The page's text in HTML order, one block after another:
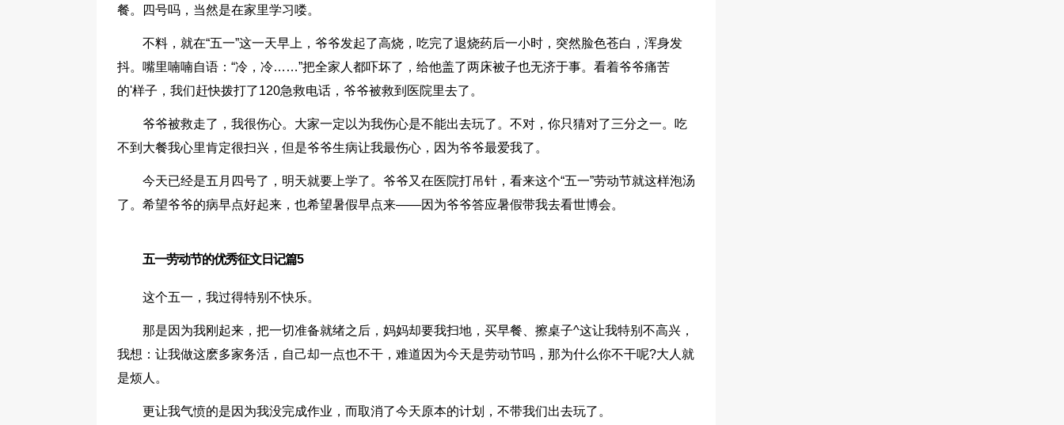
餐。四号吗，当然是在家里学习喽。
不料，就在“五一”这一天早上，爷爷发起了高烧，吃完了退烧药后一小时，突然脸色苍白，浑身发
抖。嘴里喃喃自语：“冷，冷……”把全家人都吓坏了，给他盖了两床被子也无济于事。看着爷爷痛苦
的'样子，我们赶快拨打了120急救电话，爷爷被救到医院里去了。
爷爷被救走了，我很伤心。大家一定以为我伤心是不能出去玩了。不对，你只猜对了三分之一。吃
不到大餐我心里肯定很扫兴，但是爷爷生病让我最伤心，因为爷爷最爱我了。
今天已经是五月四号了，明天就要上学了。爷爷又在医院打吊针，看来这个“五一”劳动节就这样泡汤
了。希望爷爷的病早点好起来，也希望暑假早点来——因为爷爷答应暑假带我去看世博会。
五一劳动节的优秀征文日记篇5
这个五一，我过得特别不快乐。
那是因为我刚起来，把一切准备就绪之后，妈妈却要我扫地，买早餐、擦桌子^这让我特别不高兴，
我想：让我做这麽多家务活，自己却一点也不干，难道因为今天是劳动节吗，那为什么你不干呢?大人就
是烦人。
更让我气愤的是因为我没完成作业，而取消了今天原本的计划，不带我们出去玩了。